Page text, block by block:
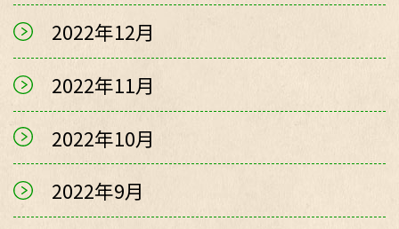
2022年12月
2022年11月
2022年10月
2022年9月